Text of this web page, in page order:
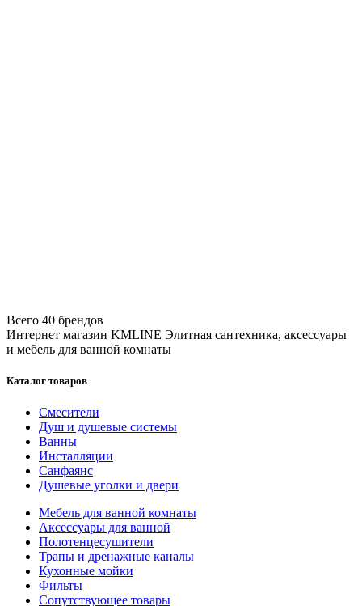
Всего 40 брендов
Интернет магазин KMLINE Элитная сантехника, аксессуары
и мебель для ванной комнаты
Каталог товаров
Смесители
Душ и душевые системы
Ванны
Инсталляции
Санфаянс
Душевые уголки и двери
Мебель для ванной комнаты
Аксессуары для ванной
Полотенцесушители
Трапы и дренажные каналы
Кухонные мойки
Фильты
Сопутствующее товары